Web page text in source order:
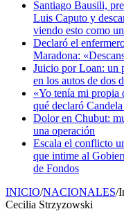
Santiago Bausili,
Luis Caputo y
viendo esto como
Declaró el
Maradona:
Juicio por Loan: un
en los autos de dos
«Yo tenía mi propia
qué declaró
Dolor en Chubut:
una operación
Escala el conflicto
que intime al
de Fondos
INICIO/NACIONALES/
Cecilia Strzyzowski